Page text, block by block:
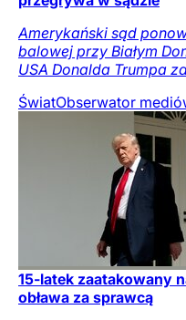
Amerykański sąd
balowej przy Białym
USA Donalda Trumpa
ŚwiatObserwator
15-latek zaatakowany
obława za sprawcą